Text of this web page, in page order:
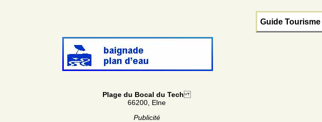
Guide Tourisme
Plage du Bocal du Tech
66200, Elne
Publicité